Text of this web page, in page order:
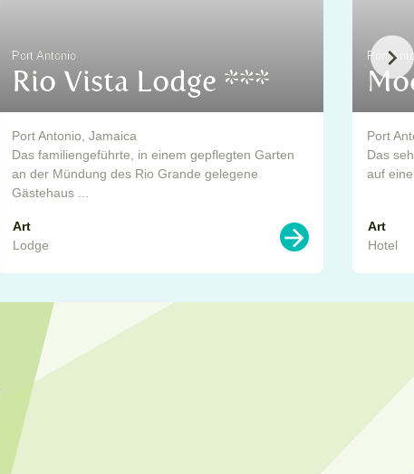
Port Antonio
Rio Vista Lodge ***
Port Antonio, Jamaica
Das familiengeführte, in einem gepflegten Garten
an der Mündung des Rio Grande gelegene
Gästehaus ...
Art
Lodge
Port
Port
Das
auf
Art
Hotel